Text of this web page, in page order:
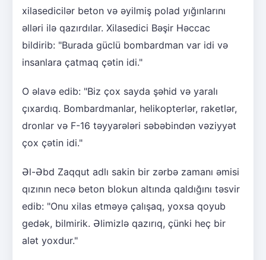
xilasedicilər beton və əyilmiş polad yığınlarını
əlləri ilə qazırdılar. Xilasedici Bəşir Həccac
bildirib: "Burada güclü bombardman var idi və
insanlara çatmaq çətin idi."
O əlavə edib: "Biz çox sayda şəhid və yaralı
çıxardıq. Bombardmanlar, helikopterlər, raketlər,
dronlar və F-16 təyyarələri səbəbindən vəziyyət
çox çətin idi."
Əl-Əbd Zaqqut adlı sakin bir zərbə zamanı əmisi
qızının necə beton blokun altında qaldığını təsvir
edib: "Onu xilas etməyə çalışaq, yoxsa qoyub
gedək, bilmirik. Əlimizlə qazırıq, çünki heç bir
alət yoxdur."